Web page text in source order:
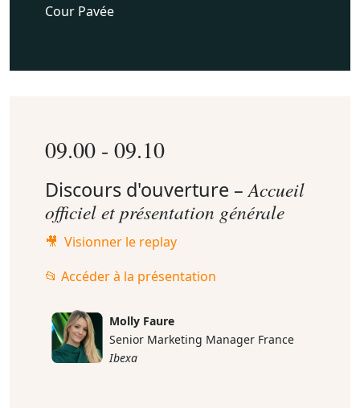
Cour Pavée
09.00 - 09.10
Discours d'ouverture –Accueil
officiel et présentation générale
🎥 Visionner le replay
📂 Accéder à la présentation
Molly Faure
Senior Marketing Manager France
Ibexa